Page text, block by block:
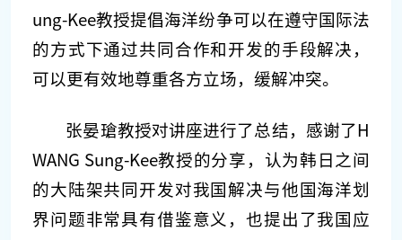
ung-Kee教授提倡海洋纷争可以在遵守国际法
的方式下通过共同合作和开发的手段解决，
可以更有效地尊重各方立场，缓解冲突。
张晏瑲教授对讲座进行了总结，感谢了H
WANG Sung-Kee教授的分享，认为韩日之间
的大陆架共同开发对我国解决与他国海洋划
界问题非常具有借鉴意义，也提出了我国应